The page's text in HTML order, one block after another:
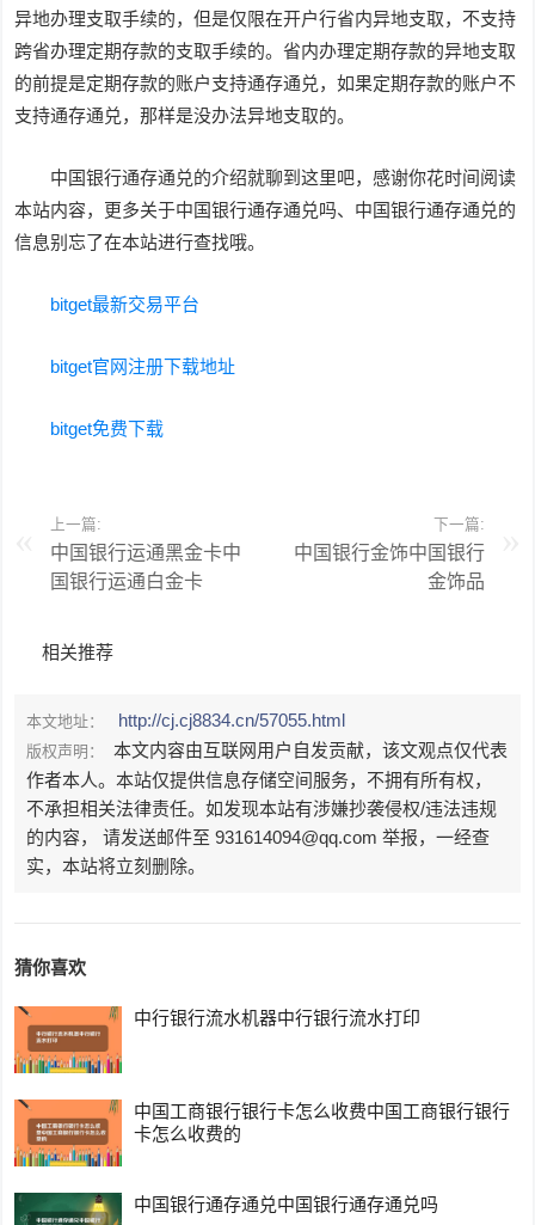
异地办理支取手续的，但是仅限在开户行省内异地支取，不支持
跨省办理定期存款的支取手续的。省内办理定期存款的异地支取
的前提是定期存款的账户支持通存通兑，如果定期存款的账户不
支持通存通兑，那样是没办法异地支取的。
中国银行通存通兑的介绍就聊到这里吧，感谢你花时间阅读
本站内容，更多关于中国银行通存通兑吗、中国银行通存通兑的
信息别忘了在本站进行查找哦。
bitget最新交易平台
bitget官网注册下载地址
bitget免费下载
上一篇:
中国银行运通黑金卡中
国银行运通白金卡
下一篇:
中国银行金饰中国银行
金饰品
相关推荐
本文地址： http://cj.cj8834.cn/57055.html
版权声明：
本文内容由互联网用户自发贡献，该文观点仅代表
作者本人。本站仅提供信息存储空间服务，不拥有所有权，
不承担相关法律责任。如发现本站有涉嫌抄袭侵权/违法违规
的内容， 请发送邮件至 931614094@qq.com 举报，一经查
实，本站将立刻删除。
猜你喜欢
中行银行流水机器中行银行流水打印
中国工商银行银行卡怎么收费中国工商银行银行
卡怎么收费的
中国银行通存通兑中国银行通存通兑吗